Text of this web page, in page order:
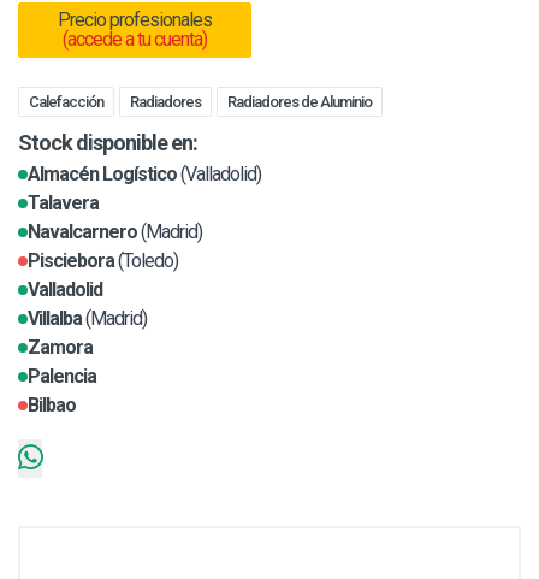
Precio profesionales
(accede a tu cuenta)
Calefacción Radiadores Radiadores de Aluminio
Stock disponible en:
Almacén Logístico(Valladolid)
Talavera
Navalcarnero(Madrid)
Pisciebora(Toledo)
Valladolid
Villalba(Madrid)
Zamora
Palencia
Bilbao